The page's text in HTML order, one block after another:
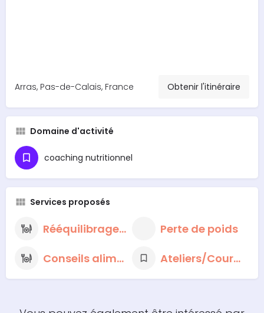
Arras, Pas-de-Calais, France Obtenir l'itinéraire
Domaine d'activité
coaching nutritionnel
Services proposés
Rééquilibrage alimentaire
Perte de poids
Conseils alimentaires nutritionnels
Ateliers/Cours cuisine